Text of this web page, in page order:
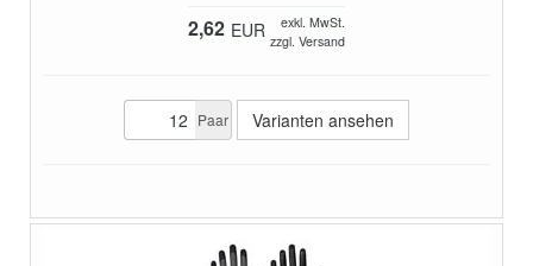
2,62 EUR
exkl. MwSt.
zzgl. Versand
Paar Varianten ansehen